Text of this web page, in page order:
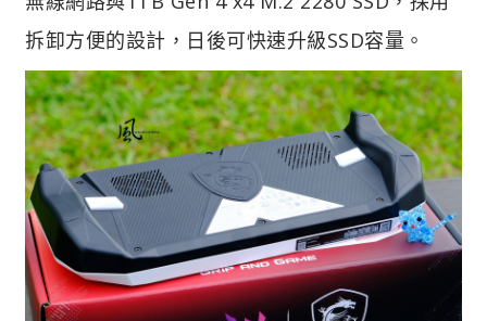
拆卸方便的設計，日後可快速升級SSD容量。